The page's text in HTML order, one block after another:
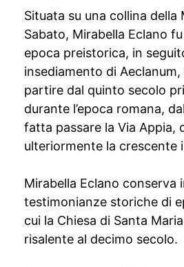
Situata su una collina della
Sabato, Mirabella Eclano
epoca preistorica, in
insediamento di Aeclanum,
partire dal quinto secolo
durante l’epoca romana,
fatta passare la Via Appia,
ulteriormente la crescente
Mirabella Eclano conserva
testimonianze storiche di
cui la Chiesa di Santa
risalente al decimo secolo.